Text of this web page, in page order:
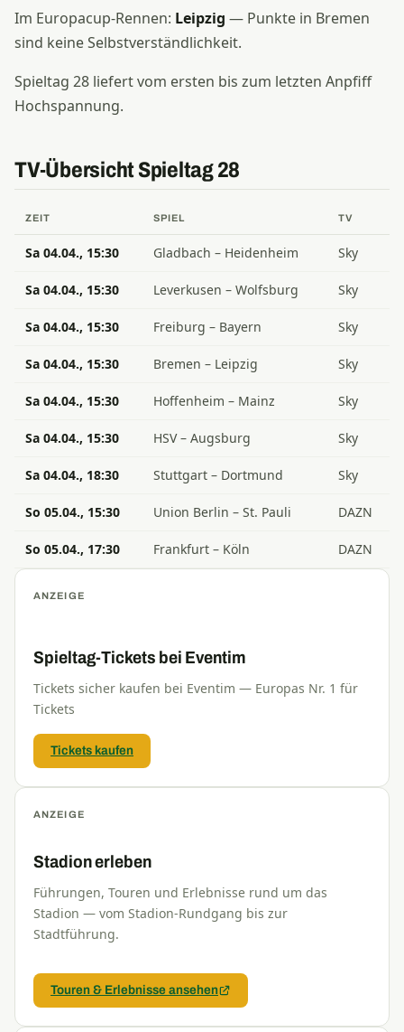
Im Europacup-Rennen: Leipzig — Punkte in Bremen
sind keine Selbstverständlichkeit.
Spieltag 28 liefert vom ersten bis zum letzten Anpfiff
Hochspannung.
TV-Übersicht Spieltag 28
ZEIT SPIEL TV
Sa 04.04., 15:30 Gladbach – Heidenheim Sky
Sa 04.04., 15:30 Leverkusen – Wolfsburg Sky
Sa 04.04., 15:30 Freiburg – Bayern Sky
Sa 04.04., 15:30 Bremen – Leipzig Sky
Sa 04.04., 15:30 Hoffenheim – Mainz Sky
Sa 04.04., 15:30 HSV – Augsburg Sky
Sa 04.04., 18:30 Stuttgart – Dortmund Sky
So 05.04., 15:30 Union Berlin – St. Pauli DAZN
So 05.04., 17:30 Frankfurt – Köln DAZN
ANZEIGE
Spieltag-Tickets bei Eventim
Tickets sicher kaufen bei Eventim — Europas Nr. 1 für
Tickets
Tickets kaufen
ANZEIGE
Stadion erleben
Führungen, Touren und Erlebnisse rund um das
Stadion — vom Stadion-Rundgang bis zur
Stadtführung.
Touren & Erlebnisse ansehen